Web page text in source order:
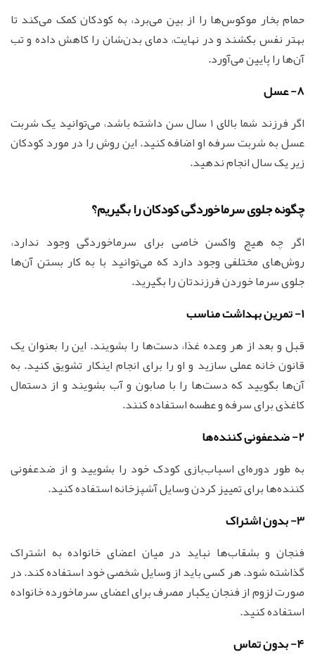
حمام بخار موکوس‌ها را از بین می‌برد، به کودکان کمک می‌کند تا
بهتر نفس بکشند و در نهایت، دمای بدن‌شان را کاهش داده و تب
آن‌ها را پایین می‌آورد.
8- عسل
اگر فرزند شما بالای 1 سال سن داشته باشد، می‌توانید یک شربت
عسل به شربت سرفه او اضافه کنید. این روش را در مورد کودکان
زیر یک سال انجام ندهید.
چگونه جلوی سرماخوردگی کودکان را بگیریم؟
اگر چه هیچ واکسن خاصی برای سرماخوردگی وجود ندارد،
روش‌های مختلفی وجود دارد که می‌توانید با به کار بستن آن‌ها
جلوی سرما خوردن فرزندتان را بگیرید.
1- تمرین بهداشت مناسب
قبل و بعد از هر وعده غذا، دست‌ها را بشویند. این را بعنوان یک
قانون خانه عملی سازید و او را برای انجام اینکار تشویق کنید. به
آن‌ها بگویید که دست‌ها را با صابون و آب بشویند و از دستمال
کاغذی برای سرفه و عطسه استفاده کنند.
2- ضدعفونی کننده‌ها
به طور دوره‌ای اسباب‌بازی کودک خود را بشویید و از ضدعفونی
کننده‌ها برای تمییز کردن وسایل آشپزخانه استفاده کنید.
3- بدون اشتراک
فنجان و بشقاب‌ها نباید در میان اعضای خانواده به اشتراک
گذاشته شود. هر کسی باید از وسایل شخصی خود استفاده کند. در
صورت لزوم از فنجان یکبار مصرف برای اعضای سرماخورده خانواده
استفاده کنید.
4- بدون تماس